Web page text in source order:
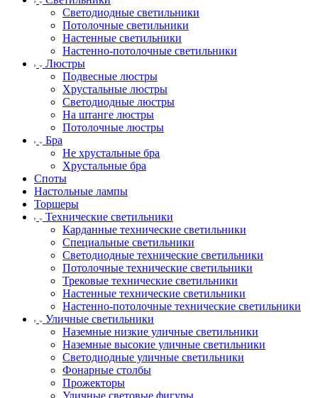
Светодиодные светильники
Потолочные светильники
Настенные светильники
Настенно-потолочные светильники
Люстры
Подвесные люстры
Хрустальные люстры
Светодиодные люстры
На штанге люстры
Потолочные люстры
Бра
Не хрустальные бра
Хрустальные бра
Споты
Настольные лампы
Торшеры
Технические светильники
Карданные технические светильники
Специальные светильники
Светодиодные технические светильники
Потолочные технические светильники
Трековые технические светильники
Настенные технические светильники
Настенно-потолочные технические светильники
Уличные светильники
Наземные низкие уличные светильники
Наземные высокие уличные светильники
Светодиодные уличные светильники
Фонарные столбы
Прожекторы
Уличные световые фигуры